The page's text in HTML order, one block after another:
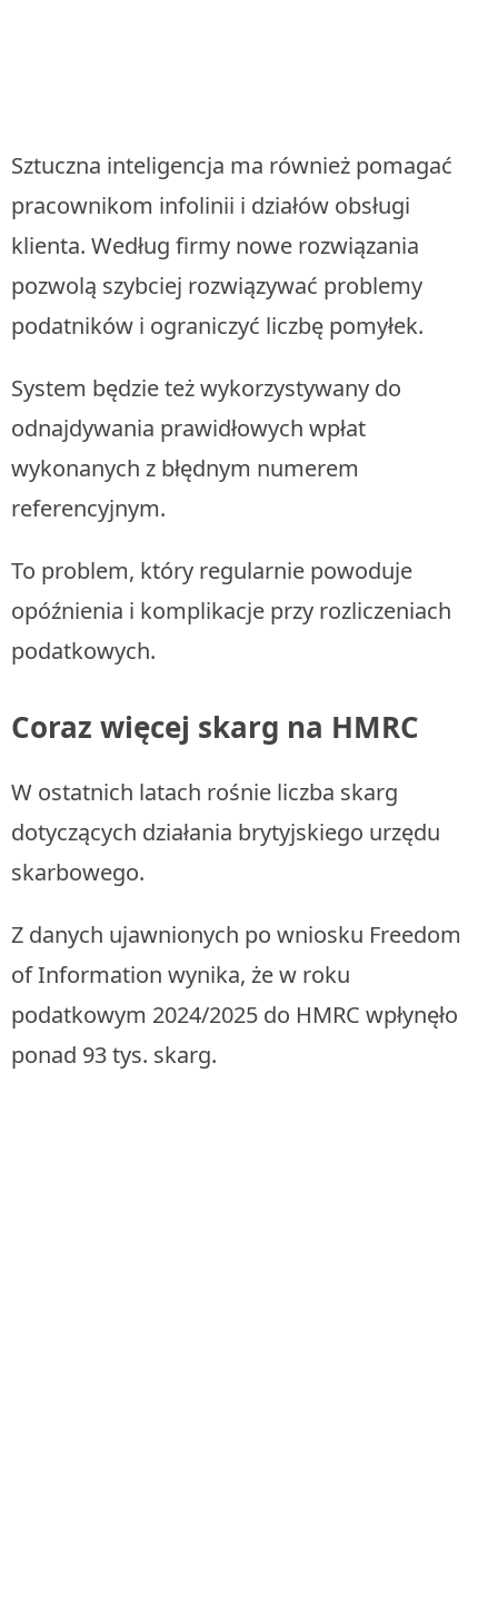
Sztuczna inteligencja ma również pomagać
pracownikom infolinii i działów obsługi
klienta. Według firmy nowe rozwiązania
pozwolą szybciej rozwiązywać problemy
podatników i ograniczyć liczbę pomyłek.
System będzie też wykorzystywany do
odnajdywania prawidłowych wpłat
wykonanych z błędnym numerem
referencyjnym.
To problem, który regularnie powoduje
opóźnienia i komplikacje przy rozliczeniach
podatkowych.
Coraz więcej skarg na HMRC
W ostatnich latach rośnie liczba skarg
dotyczących działania brytyjskiego urzędu
skarbowego.
Z danych ujawnionych po wniosku Freedom
of Information wynika, że w roku
podatkowym 2024/2025 do HMRC wpłynęło
ponad 93 tys. skarg.